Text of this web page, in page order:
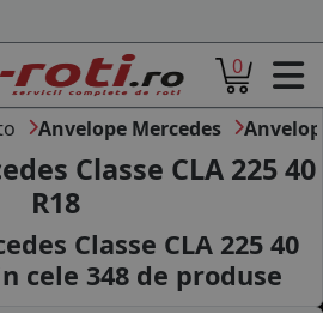
NOI
DUPA
0
Anvelope Mercedes
Classe CLA 225 40
R18
Classe CLA 225 40
cele 348 de produse